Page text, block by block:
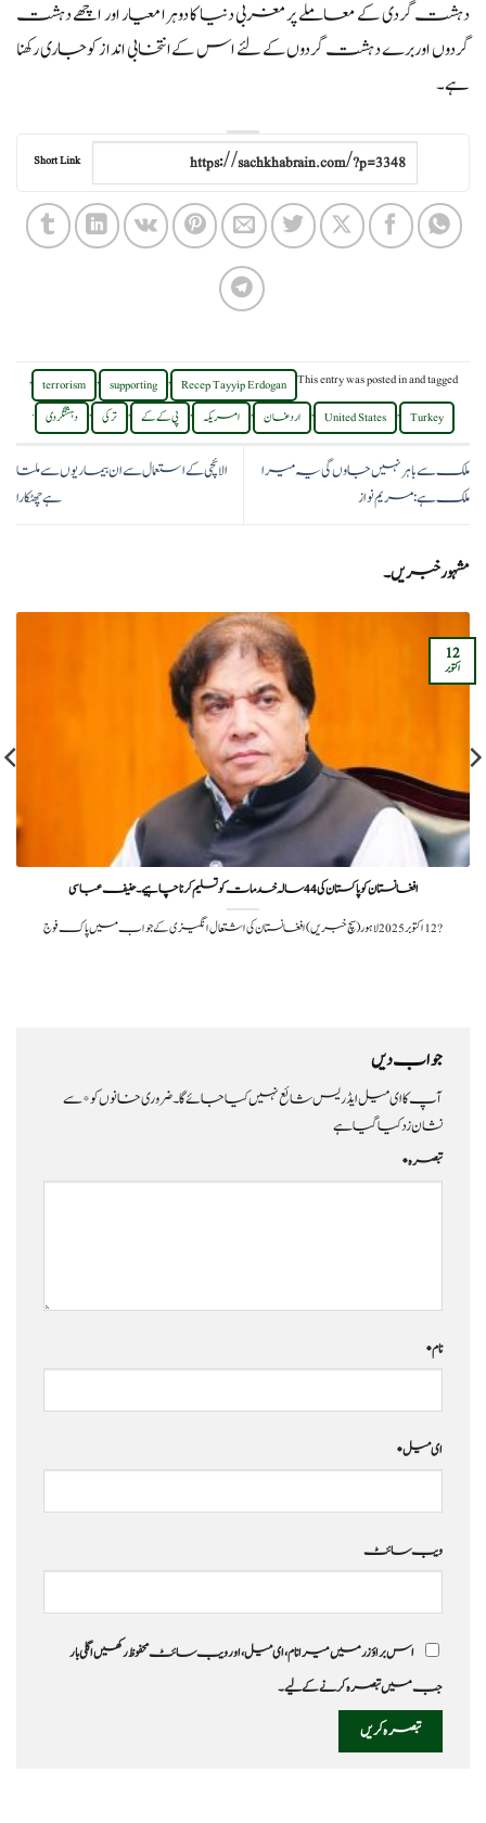
دہشت گردی کے معاملے پر مغربی دنیا کا دوہرا معیار اور اچھے دہشت
گردوں اور برے دہشت گردوں کے لئے اس کے انتخابی انداز کو جاری رکھنا
ہے۔
Short Link
This entry was posted inand tagged
Recep Tayyip Erdogan
,
supporting
,
terrorism
,
Turkey
,
United States
, اردغان , امریکہ , پی کے کے , ترکی , دہشتگردی .
ملک سے باہر نہیں جاوں گی یہ میرا
ملک ہے: مریم نواز
الائچی کے استعمال سے ان بیماریوں سے ملتا
ہے چھٹکارا
مشہور خبریں۔
افغانستان کو پاکستان کی 44 سالہ خدمات کو تسلیم کرنا چاہیے۔ حنیف عباسی
?️ 12 اکتوبر 2025لاہور (سچ خبریں) افغانستان کی اشتعال انگیزی کے جواب میں پاک فوج
12
اکتوبر
جواب دیں
آپ کا ای میل ایڈریس شائع نہیں کیا جائے گا۔ضروری خانوں کو*سے
نشان زد کیا گیا ہے
تبصرہ*
نام*
ای میل*
ویب‌ سائٹ
اس براؤزر میں میرا نام، ای میل، اور ویب سائٹ محفوظ رکھیں اگلی بار
جب میں تبصرہ کرنے کےلیے۔